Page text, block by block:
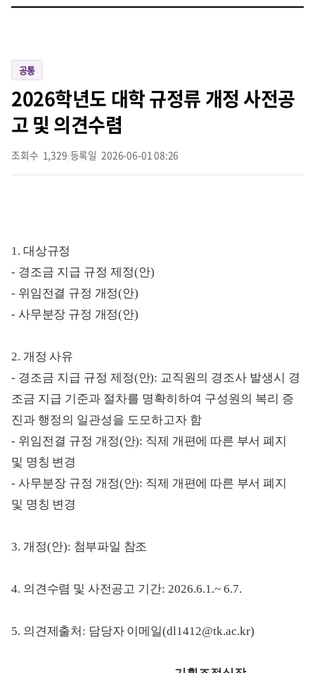
공통
2026학년도 대학 규정류 개정 사전공
고 및 의견수렴
조회수 1,329 등록일 2026-06-01 08:26
1. 대상규정
- 경조금 지급 규정 제정(안)
- 위임전결 규정 개정(안)
- 사무분장 규정 개정(안)
2. 개정 사유
- 경조금 지급 규정 제정(안): 교직원의 경조사 발생시 경
조금 지급 기준과 절차를 명확히하여 구성원의 복리 증
진과 행정의 일관성을 도모하고자 함
- 위임전결 규정 개정(안): 직제 개편에 따른 부서 폐지
및 명칭 변경
- 사무분장 규정 개정(안): 직제 개편에 따른 부서 폐지
및 명칭 변경
3. 개정(안): 첨부파일 참조
4. 의견수렴 및 사전공고 기간: 2026.6.1.~ 6.7.
5. 의견제출처 : 담당자 이메일(dl1412@tk.ac.kr)